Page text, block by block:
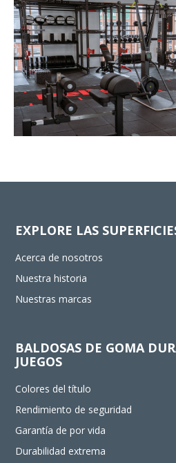
EXPLORE LAS
Acerca de nosotros
Nuestra historia
Nuestras marcas
BALDOSAS DE GOMA
JUEGOS
Colores del título
Rendimiento de seguridad
Garantía de por vida
Durabilidad extrema